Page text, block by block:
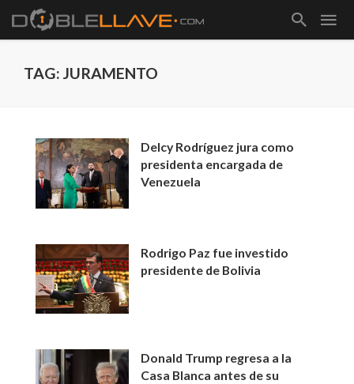
TAG: JURAMENTO
Delcy Rodríguez jura como
presidenta encargada de
Venezuela
Rodrigo Paz fue investido
presidente de Bolivia
Donald Trump regresa a la
Casa Blanca antes de su